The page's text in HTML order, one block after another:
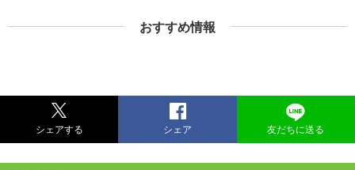
おすすめ情報
シェアする シェア 友だちに送る